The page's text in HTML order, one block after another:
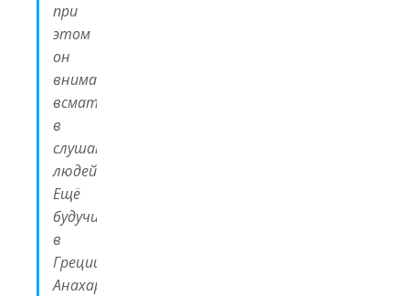
при
этом
он
внимательно
всматривался
в
слушающих
людей.
Ещё
будучи
в
Греции,
Анахарсис